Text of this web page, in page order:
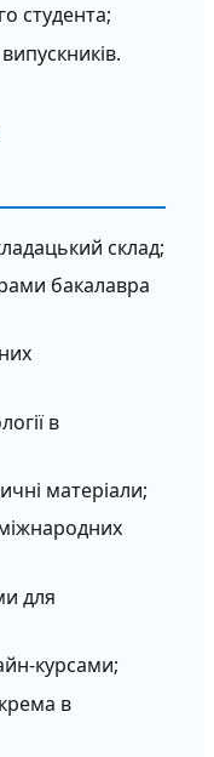
студента;
склад;
бакалавра
в
матеріали;
для
курсами;
в